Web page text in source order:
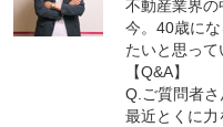
不動産業界
今。40歳に
たいと思って
【Q&A】
Q.ご質問者さ
最近とくに力